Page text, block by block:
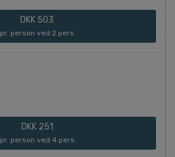
DKK 503
pr. person ved 2 pers.
DKK 251
pr. person ved 4 pers.